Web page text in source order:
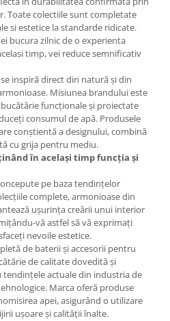
Toate colectiile sunt completate
si estetice la standarde ridicate.
bucura zilnic de o experienta
timp, vei reduce semnificativ
inspiră direct din natură și din
Misiunea brandului este
funcționale și proiectate
consumul de apă. Produsele
conștientă a designului, combină
cu grija pentru mediu.
în același timp funcția și
pe baza tendințelor
complete, armonioase din
ușurința creării unui interior
vă astfel să vă exprimați
nevoile estetice.
de baterii și accesorii pentru
de calitate dovedită și
actuale din industria de
Marca oferă produse
apei, asigurând o utilizare
ușoare și calității înalte.